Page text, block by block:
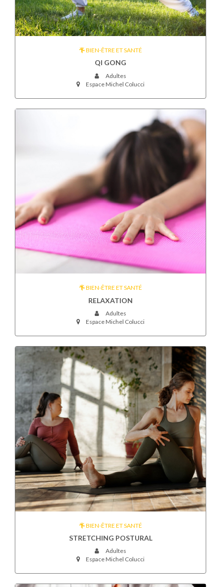
BIEN-ÊTRE ET SANTÉ
QI GONG
Adultes
Espace Michel Colucci
BIEN-ÊTRE ET SANTÉ
RELAXATION
Adultes
Espace Michel Colucci
BIEN-ÊTRE ET SANTÉ
STRETCHING POSTURAL
Adultes
Espace Michel Colucci